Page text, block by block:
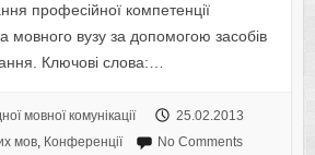
професійної компетенції
мовного вузу за допомогою засобів
Ключові слова:…
мовної комунікації
25.02.2013
мов, Конференції No Comments